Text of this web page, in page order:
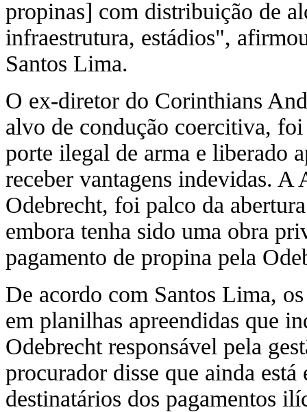
propinas] com distribuição de
infraestrutura, estádios",
Santos Lima.
O ex-diretor do Corinthians
alvo de condução coercitiva,
porte ilegal de arma e liberado
receber vantagens indevidas.
Odebrecht, foi palco da
embora tenha sido uma obra
pagamento de propina pela
De acordo com Santos Lima,
em planilhas apreendidas que
Odebrecht responsável pela
procurador disse que ainda
destinatários dos pagamentos